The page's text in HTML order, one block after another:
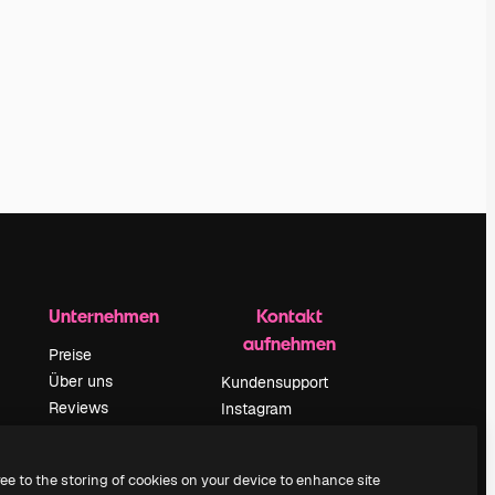
Unternehmen
Preise
Über uns
Reviews
Blog
Kontakt
aufnehmen
Kundensupport
Instagram
TikTok
to the storing of cookies on your device to enhance site